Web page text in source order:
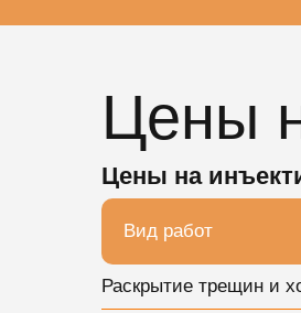
Цены
Цены на
Вид работ
Раскрытие трещин и